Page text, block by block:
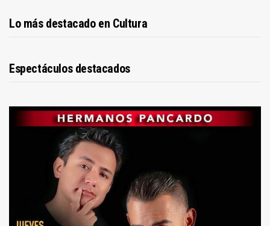
Lo más destacado en Cultura
Espectáculos destacados